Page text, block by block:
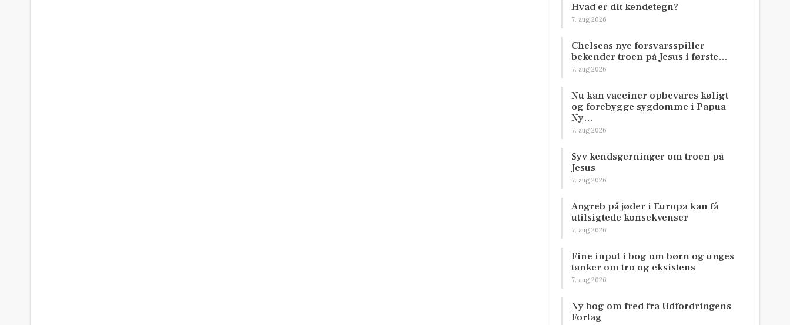
Hvad er dit kendetegn?
7. aug 2026
Chelseas nye forsvarsspiller
bekender troen på Jesus i første…
7. aug 2026
Nu kan vacciner opbevares køligt
og forebygge sygdomme i Papua
Ny…
7. aug 2026
Syv kendsgerninger om troen på
Jesus
7. aug 2026
Angreb på jøder i Europa kan få
utilsigtede konsekvenser
7. aug 2026
Fine input i bog om børn og unges
tanker om tro og eksistens
7. aug 2026
Ny bog om fred fra Udfordringens
Forlag